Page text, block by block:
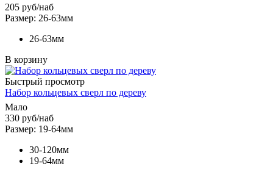
205 руб/наб
Размер: 26-63мм
26-63мм
В корзину
Быстрый просмотр
Набор кольцевых сверл по дереву
Мало
330 руб/наб
Размер: 19-64мм
30-120мм
19-64мм